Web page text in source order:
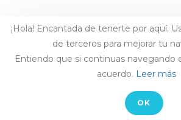
© COPYRIGHT LAIA
¡Hola! Encantada de tenerte por aquí.
de terceros para mejorar tu
Entiendo que si continuas navegando
acuerdo. Leer más
OK